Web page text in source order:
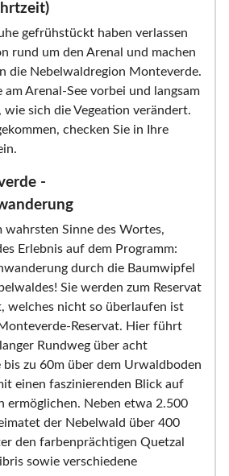
gefrühstückt haben verlassen
rund um den Arenal und machen
die Nebelwaldregion Monteverde.
am Arenal-See vorbei und langsam
wie sich die Vegeation verändert.
checken Sie in Ihre
-
wahrsten Sinne des Wortes,
Erlebnis auf dem Programm:
durch die Baumwipfel
Sie werden zum Reservat
welches nicht so überlaufen ist
Reservat. Hier führt
Rundweg über acht
bis zu 60m über dem Urwaldboden
einen faszinierenden Blick auf
ermöglichen. Neben etwa 2.500
der Nebelwald über 400
den farbenprächtigen Quetzal
sowie verschiedene